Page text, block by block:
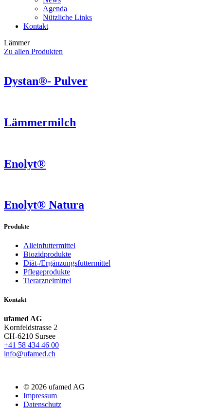
Agenda
Nützliche Links
Kontakt
Lämmer
Zu allen Produkten
Dystan®- Pulver
Lämmermilch
Enolyt®
Enolyt® Natura
Produkte
Alleinfuttermittel
Biozidprodukte
Diät-/Ergänzungsfuttermittel
Pflegeprodukte
Tierarzneimittel
Kontakt
ufamed AG
Kornfeldstrasse 2
CH-6210 Sursee
+41 58 434 46 00
info@ufamed.ch
© 2026 ufamed AG
Impressum
Datenschutz